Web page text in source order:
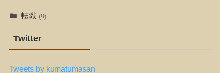
転職 (9)
Twitter
Tweets by kumatumasan